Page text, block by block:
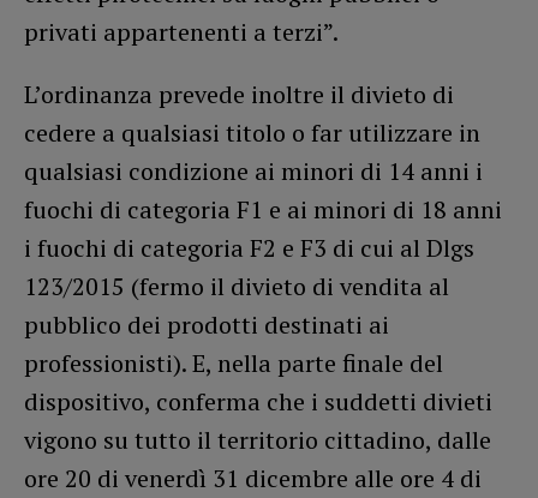
privati appartenenti a terzi”.
L’ordinanza prevede inoltre il divieto di
cedere a qualsiasi titolo o far utilizzare in
qualsiasi condizione ai minori di 14 anni i
fuochi di categoria F1 e ai minori di 18 anni
i fuochi di categoria F2 e F3 di cui al Dlgs
123/2015 (fermo il divieto di vendita al
pubblico dei prodotti destinati ai
professionisti). E, nella parte finale del
dispositivo, conferma che i suddetti divieti
vigono su tutto il territorio cittadino, dalle
ore 20 di venerdì 31 dicembre alle ore 4 di